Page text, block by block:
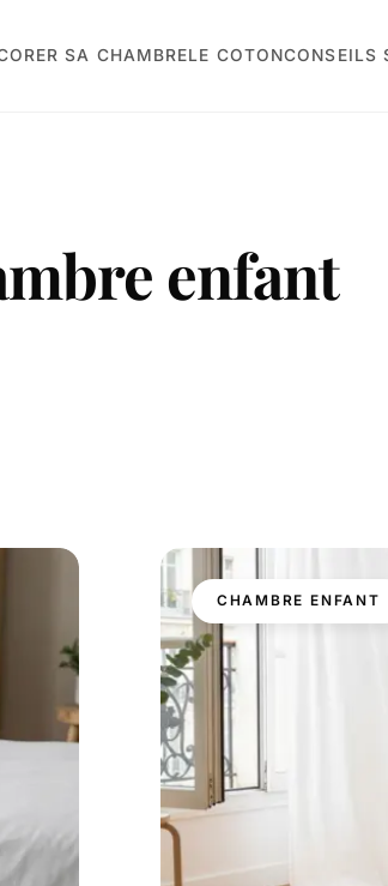
SA CHAMBRELE COTONCONSEILS
enfant
CHAMBRE ENFANT